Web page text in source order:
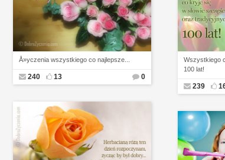
Å»yczenia wszystkiego co najlepsze...
240 13 0
Wszystkiego
100 lat!
239